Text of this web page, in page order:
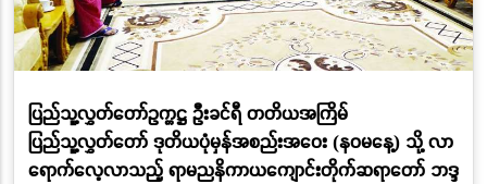
ပြည်သူ့လွှတ်တော်ဥက္ကဋ္ဌ ဦးခင်ရီ တတိယအကြိမ်
ပြည်သူ့လွှတ်တော် ဒုတိယပုံမှန်အစည်းအဝေး (နဝမနေ့) သို့ လာ
ရောက်လေ့လာသည့် ရာမညနိကာယကျောင်းတိုက်ဆရာတော် ဘဒ္ဒ